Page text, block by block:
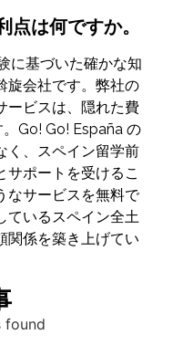
は何ですか。
に基づいた確かな知
旋会社です。弊社の
ービスは、隠れた費
Go! Go! España の
く、スペイン留学前
サポートを受けるこ
なサービスを無料で
ているスペイン全土
関係を築き上げてい
found